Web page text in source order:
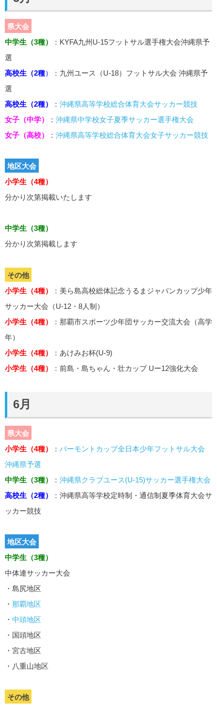
県大会
中学生（3種）
：KYFA九州U-15フットサル選手権大会沖縄県予
選
高校生（2種）
：九州ユース（U-18）フットサル大会 沖縄県予
選
高校生（2種）
： 沖縄県高等学校総合体育大会サッカー競技
女子（中学）
： 沖縄県中学校女子夏季サッカー選手権大会
女子（高校）
： 沖縄県高等学校総合体育大会女子サッカー競技
地区大会
小学生（4種）
分かり次第掲載いたします
中学生（3種）
分かり次第掲載します
その他
小学生（4種）
：美ら島高校総体記念うるまジャパンカップ少年
サッカー大会（U-12・8人制）
小学生（4種）
：那覇市スポーツ少年団サッカー交流大会（高学
年）
小学生（4種）
：あけみお杯(U-9)
小学生（4種）
：前島・島ちゃん・壮カップ Uー12強化大会
6月
県大会
小学生（4種）
： バーモントカップ全日本少年フットサル大会
沖縄県予選
中学生（3種）
： 沖縄県クラブユース(U-15)サッカー選手権大会
高校生（2種）
：沖縄県高等学校定時制・通信制夏季体育大会サ
ッカー競技
地区大会
中学生（3種）
中体連サッカー大会
・島尻地区
・ 那覇地区
・ 中頭地区
・国頭地区
・宮古地区
・八重山地区
その他